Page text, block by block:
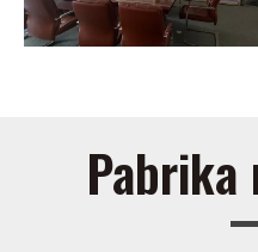
Pabrika